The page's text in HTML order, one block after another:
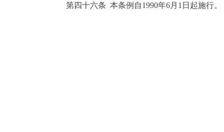
第四十六条 本条例自1990年6月1日起施行。